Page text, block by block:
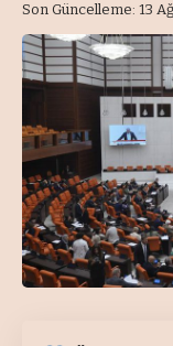
Son Güncelleme: 13